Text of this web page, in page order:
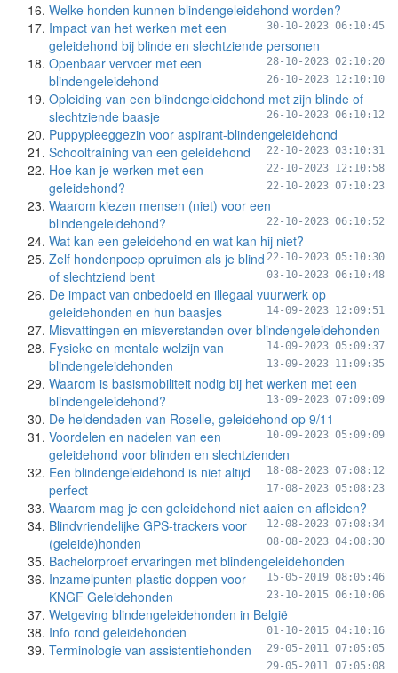
Welke honden kunnen blindengeleidehond worden?
30-10-2023 06:10:45
Impact van het werken met een
geleidehond bij blinde en slechtziende personen
28-10-2023 02:10:20
Openbaar vervoer met een
blindengeleidehond
26-10-2023 12:10:10
Opleiding van een blindengeleidehond met zijn blinde of
slechtziende baasje
26-10-2023 06:10:12
Puppypleeggezin voor aspirant-blindengeleidehond
22-10-2023 03:10:31
Schooltraining van een geleidehond
22-10-2023 12:10:58
Hoe kan je werken met een
geleidehond?
22-10-2023 07:10:23
Waarom kiezen mensen (niet) voor een
blindengeleidehond?
22-10-2023 06:10:52
Wat kan een geleidehond en wat kan hij niet?
22-10-2023 05:10:30
Zelf hondenpoep opruimen als je blind
of slechtziend bent
03-10-2023 06:10:48
De impact van onbedoeld en illegaal vuurwerk op
geleidehonden en hun baasjes
14-09-2023 12:09:51
Misvattingen en misverstanden over blindengeleidehonden
14-09-2023 05:09:37
Fysieke en mentale welzijn van
blindengeleidehonden
13-09-2023 11:09:35
Waarom is basismobiliteit nodig bij het werken met een
blindengeleidehond?
13-09-2023 07:09:09
De heldendaden van Roselle, geleidehond op 9/11
10-09-2023 05:09:09
Voordelen en nadelen van een
geleidehond voor blinden en slechtzienden
18-08-2023 07:08:12
Een blindengeleidehond is niet altijd
perfect
17-08-2023 05:08:23
Waarom mag je een geleidehond niet aaien en afleiden?
12-08-2023 07:08:34
Blindvriendelijke GPS-trackers voor
(geleide)honden
08-08-2023 04:08:30
Bachelorproef ervaringen met blindengeleidehonden
15-05-2019 08:05:46
Inzamelpunten plastic doppen voor
KNGF Geleidehonden
23-10-2015 06:10:06
Wetgeving blindengeleidehonden in België
01-10-2015 04:10:16
Info rond geleidehonden
29-05-2011 07:05:05
Terminologie van assistentiehonden
29-05-2011 07:05:08